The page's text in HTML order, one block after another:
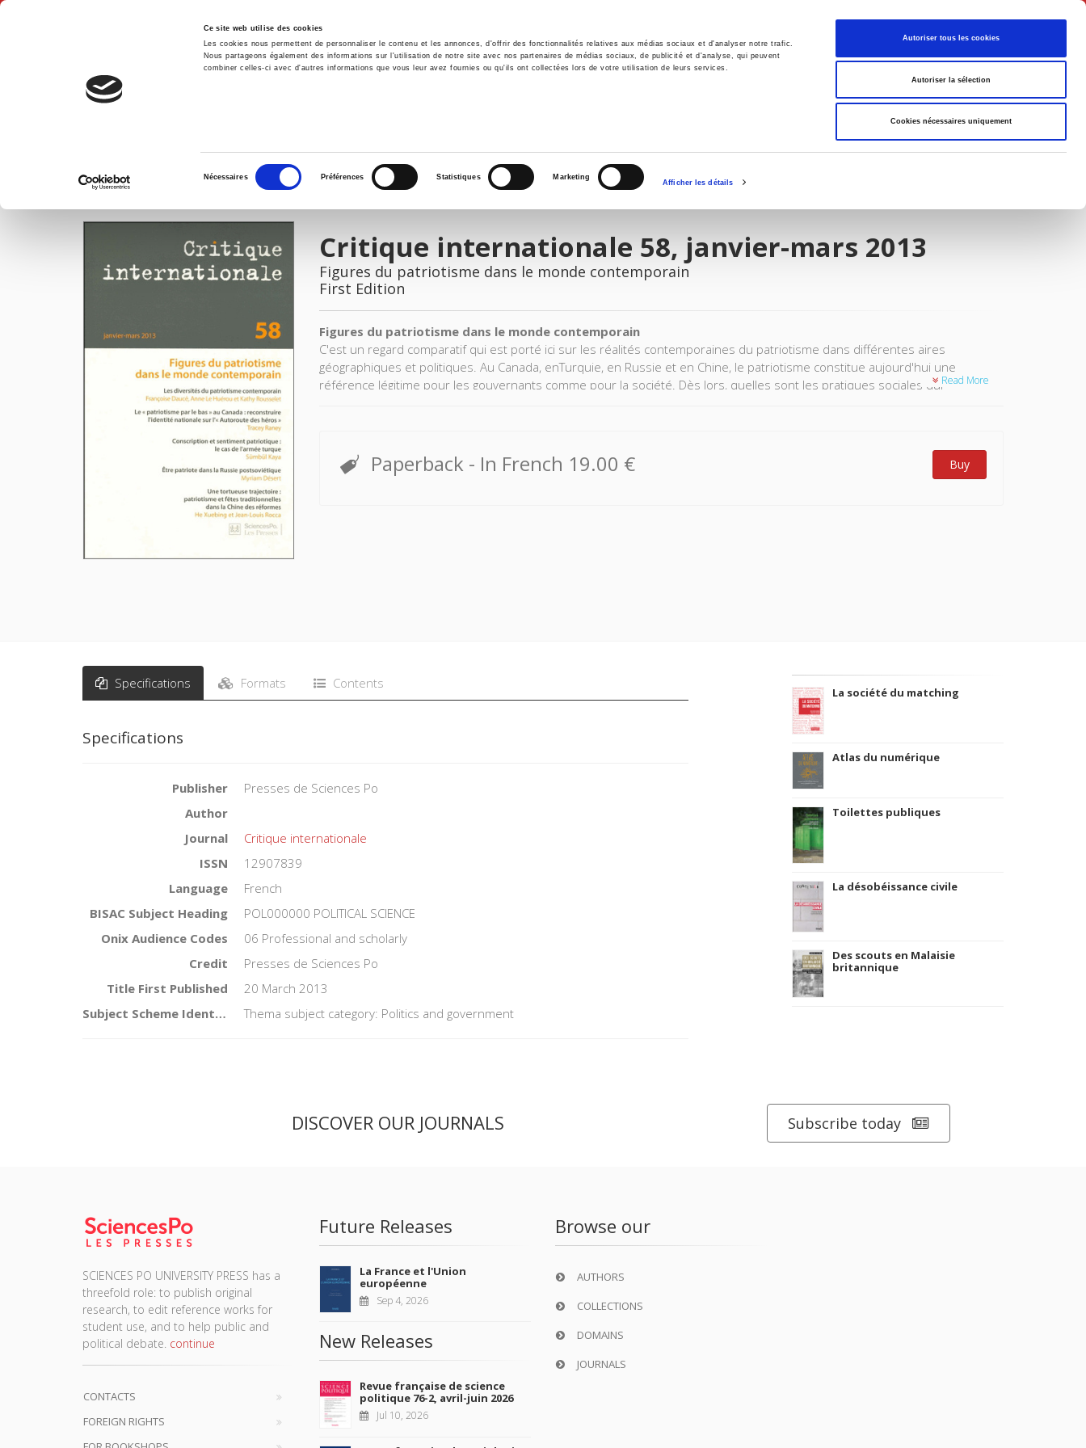
Ce site web utilise des cookies
Les cookies nous permettent de personnaliser le contenu et les annonces, d'offrir des fonctionnalités relatives aux médias sociaux et d'analyser notre trafic.
Nous partageons également des informations sur l'utilisation de notre site avec nos partenaires de médias sociaux, de publicité et d'analyse, qui peuvent
combiner celles-ci avec d'autres informations que vous leur avez fournies ou qu'ils ont collectées lors de votre utilisation de leurs services.
consentement
Nécessaires Préférences Statistiques Marketing
Afficher les détails
Autoriser tous les cookies
Autoriser la sélection
Cookies nécessaires uniquement
English
Home Environment History International Politics
IMAGES
Critique internationale 58, janvier-mars 2013
Figures du patriotisme dans le monde contemporain
First Edition
Figures du patriotisme dans le monde contemporain
C'est un regard comparatif qui est porté ici sur les réalités contemporaines du patriotisme dans différentes aires
géographiques et politiques. Au Canada, enTurquie, en Russie et en Chine, le patriotisme constitue aujourd'hui une
référence légitime pour les gouvernants comme pour la société. Dès lors, quelles sont les pratiques sociales qui
références qui alimentent autant de rapports à l'État et au politique.
Read More
Paperback - In French 19.00 € Buy
Specifications Formats Contents
Specifications
Publisher
Presses de Sciences Po
Author
Journal
Critique internationale
ISSN
12907839
Language
French
BISAC Subject Heading
POL000000 POLITICAL SCIENCE
Onix Audience Codes
06 Professional and scholarly
Credit
Presses de Sciences Po
Title First Published
20 March 2013
Subject Scheme Identifier Code
Thema subject category: Politics and government
La société du matching
Atlas du numérique
Toilettes publiques
La désobéissance civile
Des scouts en Malaisie
britannique
DISCOVER OUR JOURNALS Subscribe today
SCIENCES PO UNIVERSITY PRESS has a
threefold role: to publish original
research, to edit reference works for
student use, and to help public and
political debate. continue
CONTACTS
FOREIGN RIGHTS
Future Releases
La France et l'Union
européenne
Sep 4, 2026
New Releases
Revue française de science
politique 76-2, avril-juin 2026
Jul 10, 2026
Browse our
AUTHORS
COLLECTIONS
DOMAINS
JOURNALS